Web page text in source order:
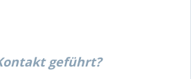
geführt?